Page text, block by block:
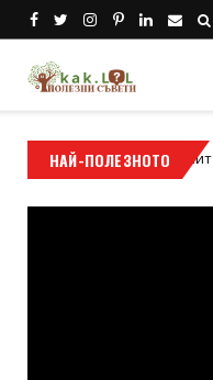
НАЙ-ПОЛЕЗНОТО
и причините ...